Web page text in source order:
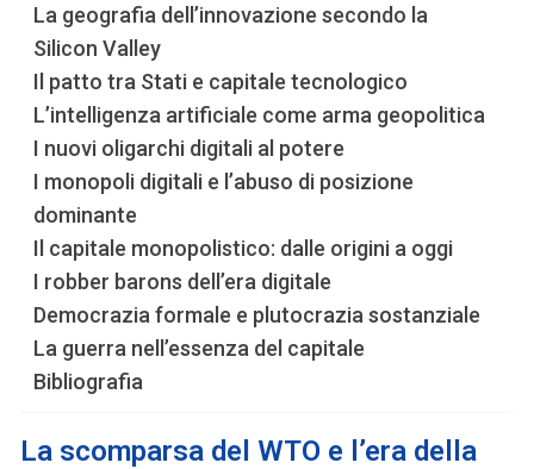
La geografia dell’innovazione secondo la
Silicon Valley
Il patto tra Stati e capitale tecnologico
L’intelligenza artificiale come arma geopolitica
I nuovi oligarchi digitali al potere
I monopoli digitali e l’abuso di posizione
dominante
Il capitale monopolistico: dalle origini a oggi
I robber barons dell’era digitale
Democrazia formale e plutocrazia sostanziale
La guerra nell’essenza del capitale
Bibliografia
La scomparsa del WTO e l’era della